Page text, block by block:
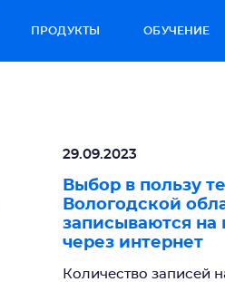
ПРОДУКТЫ ОБУЧЕНИЕ
29.09.2023
Выбор в пользу
Вологодской
записываются на
через интернет
Количество записей